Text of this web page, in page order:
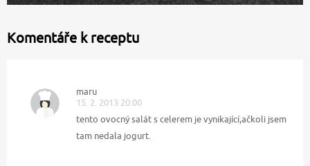
Komentáře k receptu
maru
15. 2. 2013 20:00
tento ovocný salát s celerem je vynikající,ačkoli jsem
tam nedala jogurt.